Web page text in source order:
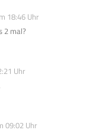
18:46 Uhr
2 mal?
Uhr
09:02 Uhr